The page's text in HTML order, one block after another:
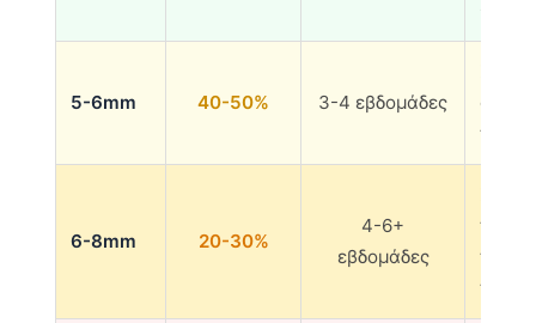
5-6mm 40-50% 3-4 εβδομάδες
6-8mm 20-30%
4-6+
εβδομάδες